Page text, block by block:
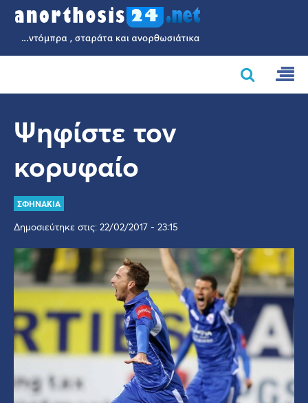
Ψηφίστε τον
κορυφαίο
ΣΦΗΝΑΚΙΑ
Δημοσιεύτηκε στις: 22/02/2017 - 23:15